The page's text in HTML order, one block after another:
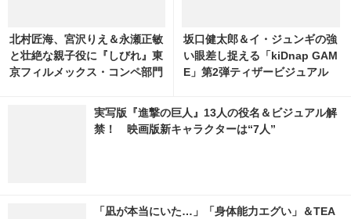
北村匠海、宮沢りえ＆永瀬正敏
と壮絶な親子役に『しびれ』東
京フィルメックス・コンペ部門
坂口健太郎＆イ・ジュンギの強
い眼差し捉える「kiDnap GAM
E」第2弾ティザービジュアル
実写版『進撃の巨人』13人の役名＆ビジュアル解
禁！ 映画版新キャラクターは“7人”
「凪が本当にいた…」「身体能力エグい」＆TEA